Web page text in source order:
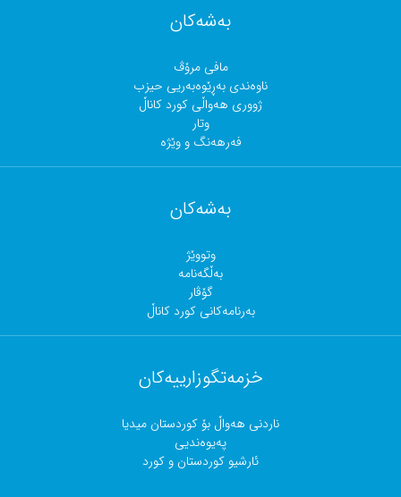
بەشەکان
مافی مرۆڤ
ناوەندی بەڕێوەبەریی حیزب
ژووری هەواڵی کورد کاناڵ
وتار
فەرهەنگ و وێژە
بەشەکان
وتووێژ
بەڵگەنامە
گۆڤار
بەرنامەکانی کورد کاناڵ
خزمەتگوزارییەکان
ناردنی هەواڵ بۆ کوردستان میدیا
پەیوەندیی
ئارشیو کوردستان و کورد